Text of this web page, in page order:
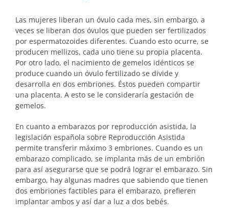
Las mujeres liberan un óvulo cada mes, sin embargo, a
veces se liberan dos óvulos que pueden ser fertilizados
por espermatozoides diferentes. Cuando esto ocurre, se
producen mellizos, cada uno tiene su propia placenta.
Por otro lado, el nacimiento de gemelos idénticos se
produce cuando un óvulo fertilizado se divide y
desarrolla en dos embriones. Éstos pueden compartir
una placenta. A esto se le consideraría gestación de
gemelos.
En cuanto a embarazos por reproducción asistida, la
legislación española sobre Reproducción Asistida
permite transferir máximo 3 embriones. Cuando es un
embarazo complicado, se implanta más de un embrión
para así asegurarse que se podrá lograr el embarazo. Sin
embargo, hay algunas madres que sabiendo que tienen
dos embriones factibles para el embarazo, prefieren
implantar ambos y así dar a luz a dos bebés.